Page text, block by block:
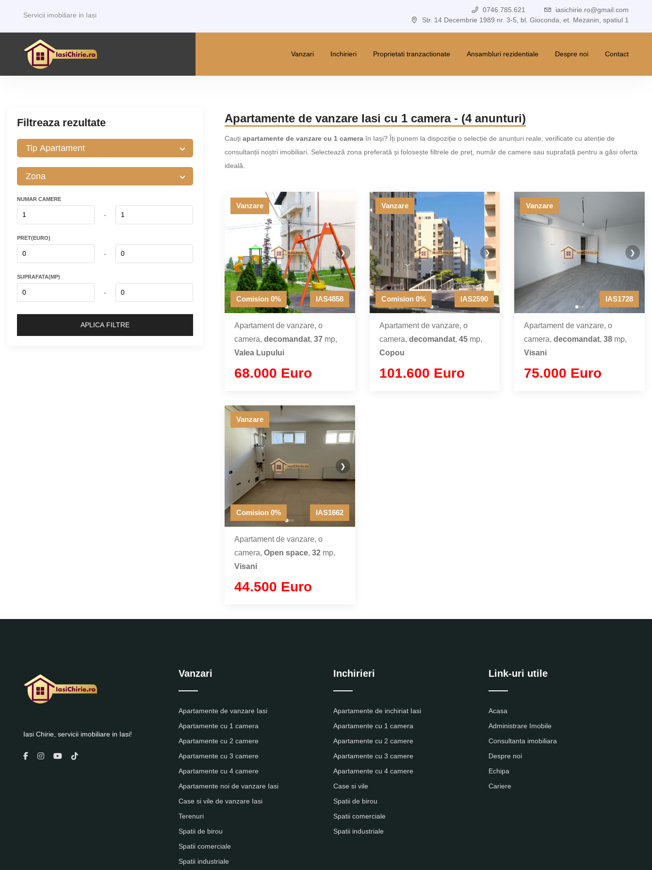
Servicii imobiliare in Iasi
0746.785.621
iasichirie.ro@gmail.com
Str. 14 Decembrie 1989 nr. 3-5, bl. Gioconda, et. Mezanin, spatiul 1
Vanzari Inchirieri Proprietati tranzactionate Ansambluri rezidentiale Despre noi Contact
Filtreaza rezultate
NUMAR CAMERE
-
PRET(EURO)
-
SUPRAFATA(MP)
-
Apartamente de vanzare Iasi cu 1 camera - (4 anunturi)
Cauți apartamente de vanzare cu 1 camera în Iași? Îți punem la dispoziție o selecție de anunțuri reale, verificate cu atenție de
consultanții noștri imobiliari. Selectează zona preferată și folosește filtrele de preț, număr de camere sau suprafață pentru a găsi oferta
ideală.
❯
Vanzare
IAS4858
Comision 0%
Apartament de vanzare, o
camera, decomandat, 37 mp,
Valea Lupului
68.000 Euro
❯
Vanzare
IAS2590
Comision 0%
Apartament de vanzare, o
camera, decomandat, 45mp,
Copou
101.600 Euro
❯
Vanzare
IAS1728
Apartament de vanzare, o
camera,decomandat,38 mp,
Visani
75.000 Euro
❯
Vanzare
IAS1662
Comision 0%
Apartament de vanzare, o
camera, Open space, 32 mp,
Visani
44.500 Euro
Iasi Chirie, servicii imobiliare in Iasi!
Vanzari
Apartamente de vanzare Iasi
Apartamente cu 1 camera
Apartamente cu 2 camere
Apartamente cu 3 camere
Apartamente cu 4 camere
Apartamente noi de vanzare Iasi
Case si vile de vanzare Iasi
Terenuri
Spatii de birou
Spatii comerciale
Spatii industriale
Inchirieri
Apartamente de inchiriat Iasi
Apartamente cu 1 camera
Apartamente cu 2 camere
Apartamente cu 3 camere
Apartamente cu 4 camere
Case si vile
Spatii de birou
Spatii comerciale
Spatii industriale
Link-uri utile
Acasa
Administrare Imobile
Consultanta imobiliara
Despre noi
Echipa
Cariere